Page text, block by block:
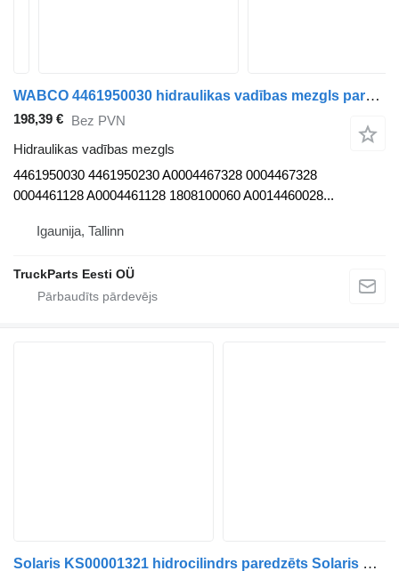
WABCO 4461950030 hidraulikas vadības mezgls paredzēts Solaris Urbino, Alpino, Vacanza (1999-) autobusa
198,39 € Bez PVN
Hidraulikas vadības mezgls
4461950030 4461950230 A0004467328 0004467328
0004461128 A0004461128 1808100060 A0014460028...
Igaunija, Tallinn
TruckParts Eesti OÜ
Solaris KS00001321 hidrocilindrs paredzēts Solaris Urbino, Alpino, Vacanza (1999-) autobusa